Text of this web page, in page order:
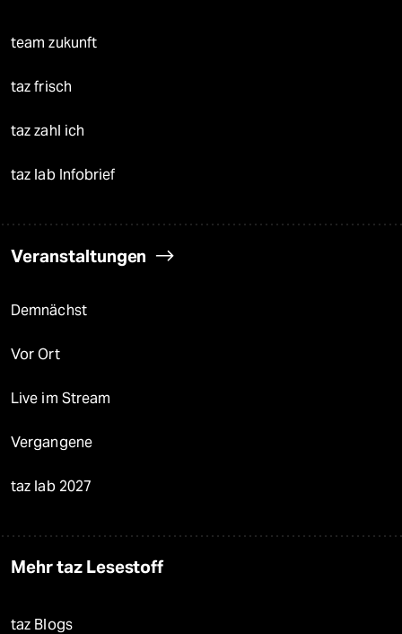
team zukunft
taz frisch
taz zahl ich
taz lab Infobrief
Veranstaltungen
Demnächst
Vor Ort
Live im Stream
Vergangene
taz lab 2027
Mehr taz Lesestoff
taz Blogs